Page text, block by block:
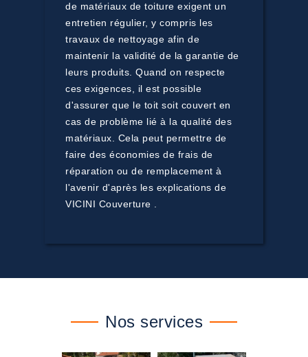
de matériaux de toiture exigent un
entretien régulier, y compris les
travaux de nettoyage afin de
maintenir la validité de la garantie de
leurs produits. Quand on respecte
ces exigences, il est possible
d'assurer que le toit soit couvert en
cas de problème lié à la qualité des
matériaux. Cela peut permettre de
faire des économies de frais de
réparation ou de remplacement à
l'avenir d'après les explications de
VICINI Couverture .
Nos services